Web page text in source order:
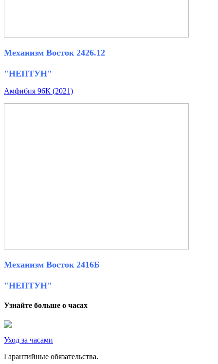
Механизм Восток 2426.12
"НЕПТУН"
Амфибия 96К (2021)
Механизм Восток 2416Б
"НЕПТУН"
Узнайте больше о часах
Уход за часами
Гарантийные обязательства.